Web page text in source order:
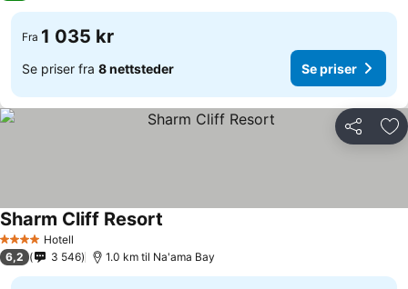
Fra 1 035 kr
Se priser fra 8 nettsteder Se priser
Del
4 StjernerHotell
Sharm Cliff Resort
6,2 3 546 1.0 km til Na'ama Bay